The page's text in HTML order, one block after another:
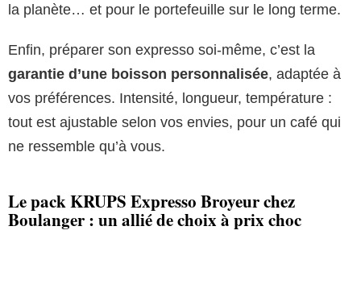
la planète… et pour le portefeuille sur le long terme.
Enfin, préparer son expresso soi-même, c’est la
garantie d’une boisson personnalisée, adaptée à
vos préférences. Intensité, longueur, température :
tout est ajustable selon vos envies, pour un café qui
ne ressemble qu’à vous.
Le pack KRUPS Expresso Broyeur chez
Boulanger : un allié de choix à prix choc